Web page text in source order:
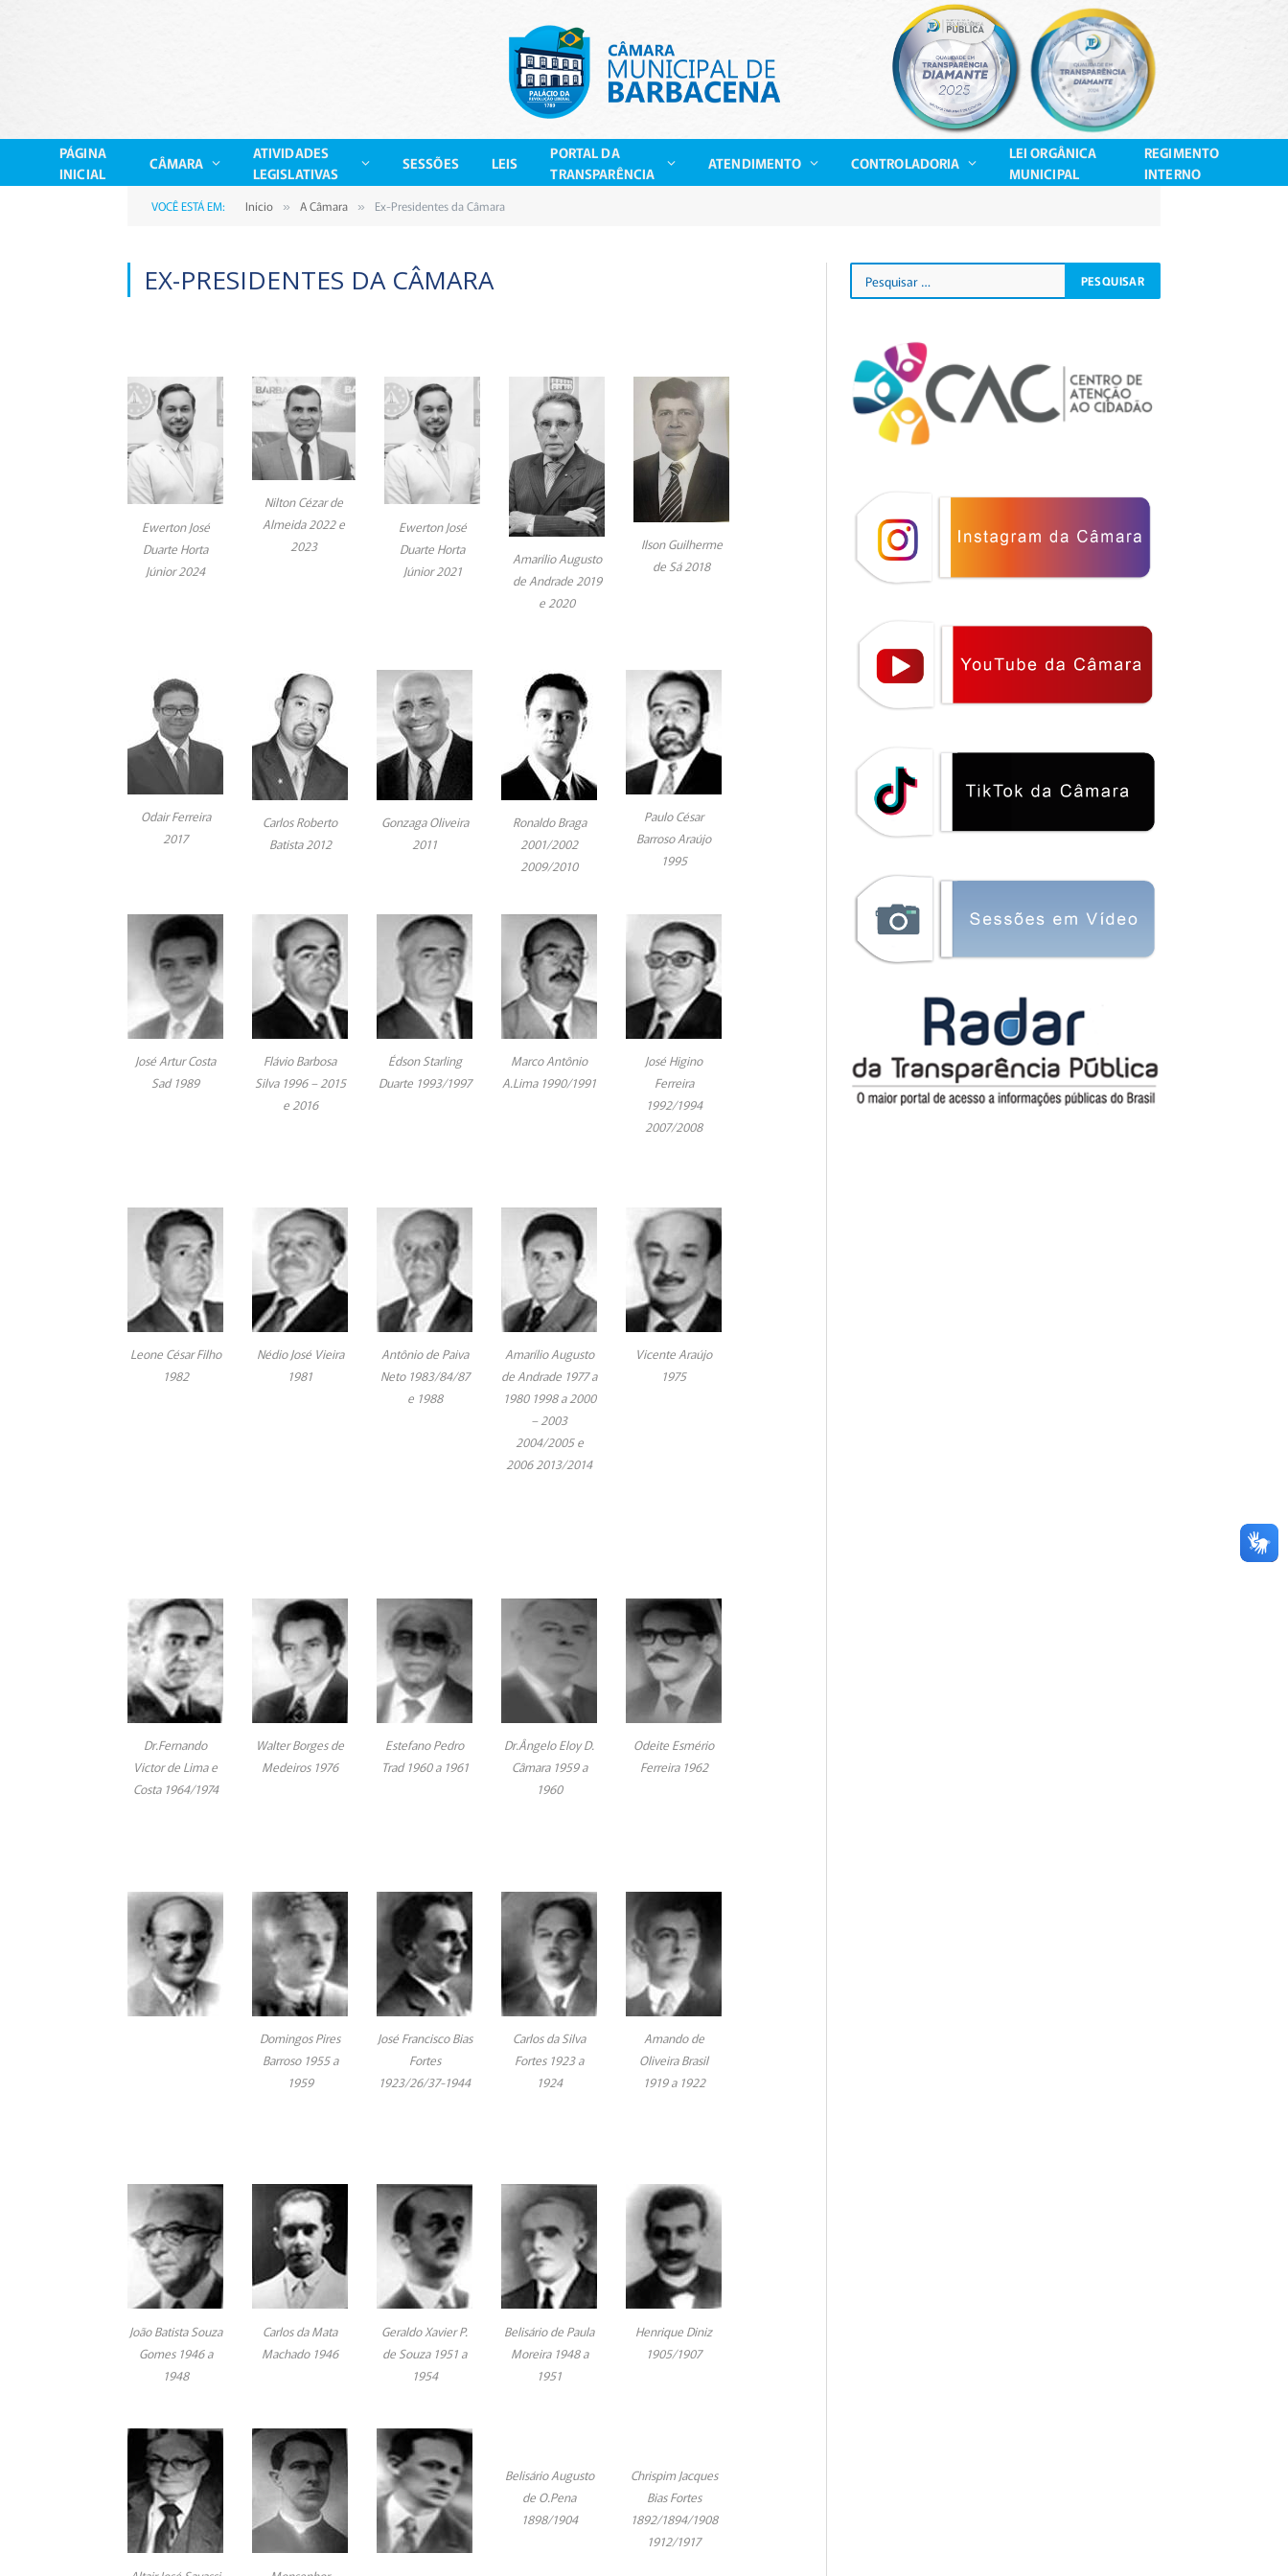
PÁGINA
INICIAL
CÂMARA
ATIVIDADES
LEGISLATIVAS
SESSÕES LEIS
PORTAL DA
TRANSPARÊNCIA
ATENDIMENTO CONTROLADORIA
LEI ORGÂNICA
MUNICIPAL
REGIMENTO
INTERNO
VOCÊ ESTÁ EM: Início » A Câmara » Ex-Presidentes da Câmara
EX-PRESIDENTES DA CÂMARA
Ewerton José
Duarte Horta
Júnior 2024
Nilton Cézar de
Almeida 2022 e
2023
Ewerton José
Duarte Horta
Júnior 2021
Amarílio Augusto
de Andrade 2019
e 2020
Ilson Guilherme
de Sá 2018
Odair Ferreira
2017
Carlos Roberto
Batista 2012
Gonzaga Oliveira
2011
Ronaldo Braga
2001/2002
2009/2010
Paulo César
Barroso Araújo
1995
José Artur Costa
Sad 1989
Flávio Barbosa
Silva 1996 – 2015
e 2016
Édson Starling
Duarte 1993/1997
Marco Antônio
A.Lima 1990/1991
José Higino
Ferreira
1992/1994
2007/2008
Leone César Filho
1982
Nédio José Vieira
1981
Antônio de Paiva
Neto 1983/84/87
e 1988
Amarílio Augusto
de Andrade 1977 a
1980 1998 a 2000
– 2003
2004/2005 e
2006 2013/2014
Vicente Araújo
1975
Dr.Fernando
Victor de Lima e
Costa 1964/1974
Walter Borges de
Medeiros 1976
Estefano Pedro
Trad 1960 a 1961
Dr.Ângelo Eloy D.
Câmara 1959 a
1960
Odeite Esmério
Ferreira 1962
Domingos Pires
Barroso 1955 a
1959
José Francisco Bias
Fortes
1923/26/37-1944
Carlos da Silva
Fortes 1923 a
1924
Amando de
Oliveira Brasil
1919 a 1922
João Batista Souza
Gomes 1946 a
1948
Carlos da Mata
Machado 1946
Geraldo Xavier P.
de Souza 1951 a
1954
Belisário de Paula
Moreira 1948 a
1951
Henrique Diniz
1905/1907
Belisário Augusto
de O.Pena
1898/1904
Chrispim Jacques
Bias Fortes
1892/1894/1908
1912/1917